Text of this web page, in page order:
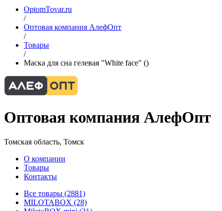
OptomTovar.ru
/
Оптовая компания АлефОпт
/
Товары
/
Маска для сна гелевая "White face" ()
Оптовая компания АлефОпт
Томская область, Томск
О компании
Товары
Контакты
Все товары (2881)
MILOTABOX (28)